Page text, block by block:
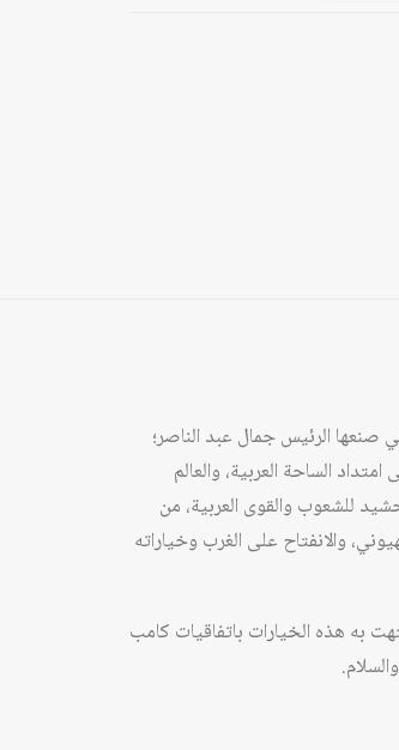
صنعها الرئيس جمال عبد الناصر؛
الساحة العربية، والعالم
للشعوب والقوى العربية، من
والانفتاح على الغرب وخياراته
به هذه الخيارات باتفاقيات كامب